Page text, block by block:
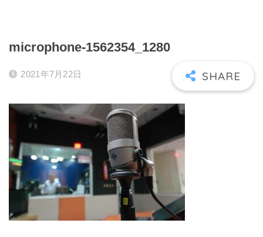
microphone-1562354_1280
2021年7月22日